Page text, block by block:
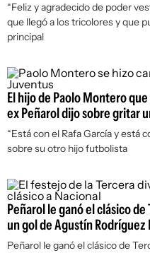
“Feliz y agradecido de poder
que llegó a los tricolores y que
principal
El hijo de Paolo Montero
ex Peñarol dijo sobre gritar
“Está con el Rafa García y está
sobre su otro hijo futbolista
Peñarol le ganó el clásico
un gol de Agustín Rodríguez
Peñarol le ganó el clásico de